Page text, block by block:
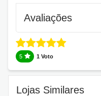
Avaliações
5 1 Voto
Lojas Similares